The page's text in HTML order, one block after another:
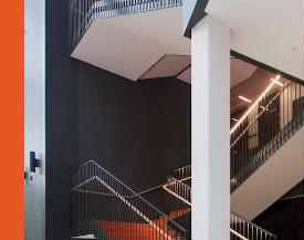
PHARMA
SE MERE